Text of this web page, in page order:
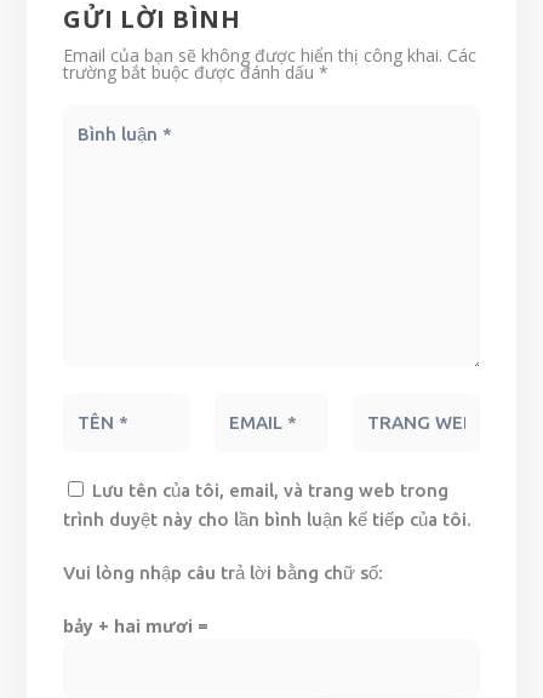
GỬI LỜI BÌNH
Email của bạn sẽ không được hiển thị công khai. Các
trường bắt buộc được đánh dấu*
Lưu tên của tôi, email, và trang web trong
trình duyệt này cho lần bình luận kế tiếp của tôi.
Vui lòng nhập câu trả lời bằng chữ số:
bảy + hai mươi =